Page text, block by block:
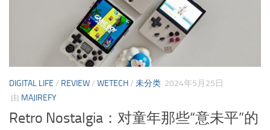
DIGITAL LIFE / REVIEW/ WETECH/ 未分类 2024年5月25日
由 MAJIREFY
Retro Nostalgia：对童年那些“意未平”的